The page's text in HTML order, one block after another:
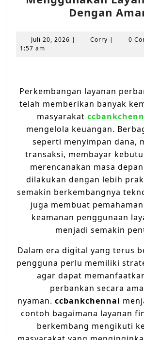
Dengan
Juli 20, 2026 Juli
| Corry Corry
| 0
1:57 am
Perkembangan layanan
telah memberikan banyak
masyarakat
mengelola keuangan.
seperti menyimpan dana,
transaksi, membayar
merencanakan masa
dilakukan dengan lebih
semakin berkembangnya
juga membuat
keamanan penggunaan
menjadi semakin
Dalam era digital yang terus
pengguna perlu memiliki
agar dapat
perbankan secara
nyaman. ccbankchennai
contoh bagaimana layanan
berkembang mengikuti